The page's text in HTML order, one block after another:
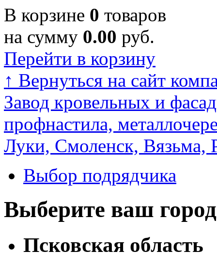
В корзине 0 товаров
на сумму 0.00 руб.
Перейти в корзину
↑ Вернуться на сайт
Завод кровельных и
профнастила,
Луки, Смоленск, Вязьма,
Выбор подрядчика
Выберите ваш город
Псковская область